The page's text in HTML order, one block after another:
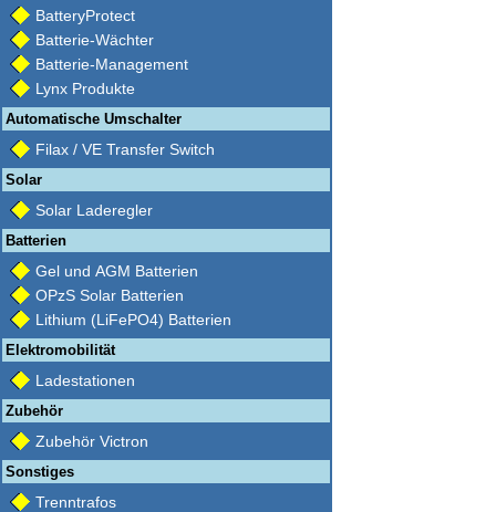
BatteryProtect
Batterie-Wächter
Batterie-Management
Lynx Produkte
Automatische Umschalter
Filax / VE Transfer Switch
Solar
Solar Laderegler
Batterien
Gel und AGM Batterien
OPzS Solar Batterien
Lithium (LiFePO4) Batterien
Elektromobilität
Ladestationen
Zubehör
Zubehör Victron
Sonstiges
Trenntrafos